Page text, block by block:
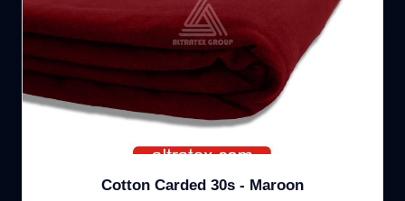
Cotton Carded 30s - Maroon